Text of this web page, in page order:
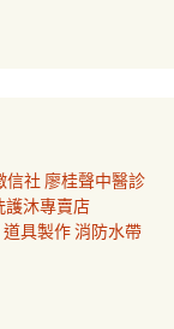
信社 廖桂聲中醫診
護沐專賣店
道具製作消防水帶